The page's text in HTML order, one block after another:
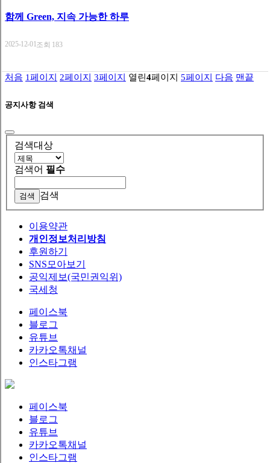
함께 Green, 지속 가능한 하루
2025-12-01조회 183
처음 1페이지 2페이지 3페이지 열린 4페이지 5페이지 다음 맨끝
공지사항 검색
검색대상
검색어 필수
검색
이용약관
개인정보처리방침
후원하기
SNS모아보기
공익제보(국민권익위)
국세청
페이스북
블로그
유튜브
카카오톡채널
인스타그램
페이스북
블로그
유튜브
카카오톡채널
인스타그램